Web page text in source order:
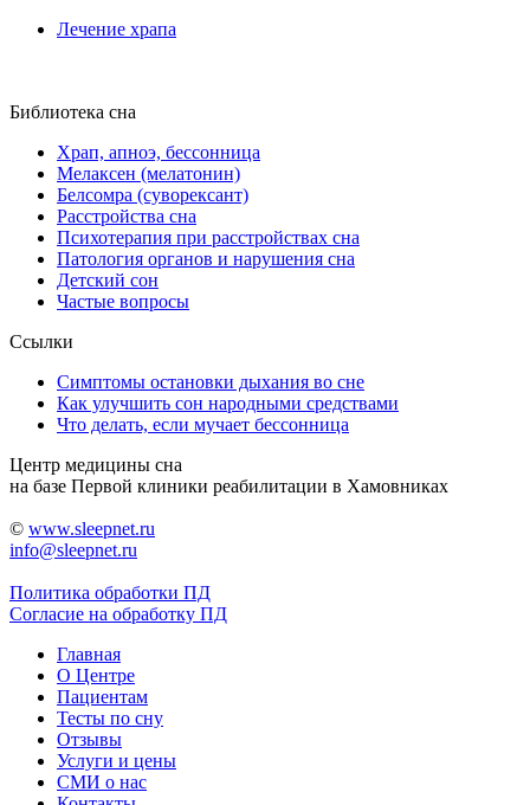
Лечение храпа
Библиотека сна
Храп, апноэ, бессонница
Мелаксен (мелатонин)
Белсомра (суворексант)
Расстройства сна
Психотерапия при расстройствах сна
Патология органов и нарушения сна
Детский сон
Частые вопросы
Ссылки
Симптомы остановки дыхания во сне
Как улучшить сон народными средствами
Что делать, если мучает бессонница
Центр медицины сна
на базе Первой клиники реабилитации в Хамовниках
© www.sleepnet.ru
info@sleepnet.ru
Политика обработки ПД
Согласие на обработку ПД
Главная
О Центре
Пациентам
Тесты по сну
Отзывы
Услуги и цены
СМИ о нас